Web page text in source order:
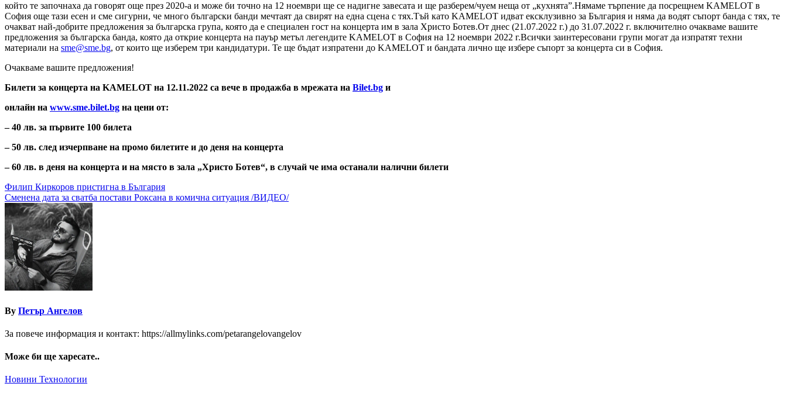
който те започнаха да говорят още през 2020-а и може би точно на 12 ноември ще се надигне завесата и ще разберем/чуем неща от „кухнята”.Нямаме търпение да посрещнем KAMELOT в
София още тази есен и сме сигурни, че много български банди мечтаят да свирят на една сцена с тях.Тъй като KAMELOT идват ексклузивно за България и няма да водят съпорт банда с тях, те
очакват най-добрите предложения за българска група, която да е специален гост на концерта им в зала Христо Ботев.От днес (21.07.2022 г.) до 31.07.2022 г. включително очакваме вашите
предложения за българска банда, която да открие концерта на пауър метъл легендите KAMELOT в София на 12 ноември 2022 г.Всички заинтересовани групи могат да изпратят техни
материали на sme@sme.bg, от които ще изберем три кандидатури. Те ще бъдат изпратени до KAMELOT и бандата лично ще избере съпорт за концерта си в София.
Очакваме вашите предложения!
Билети за концерта на KAMELOT на 12.11.2022 са вече в продажба в мрежата на Bilet.bg и
онлайн на www.sme.bilet.bg на цени от:
– 40 лв. за първите 100 билета
– 50 лв. след изчерпване на промо билетите и до деня на концерта
– 60 лв. в деня на концерта и на място в зала „Христо Ботев“, в случай че има останали налични билети
Навигация
Филип Киркоров пристигна в България
Сменена дата за сватба постави Роксана в комична ситуация /ВИДЕО/
By Петър Ангелов
За повече информация и контакт: https://allmylinks.com/petarangelovangelov
Може би ще харесате..
Новини Технологии